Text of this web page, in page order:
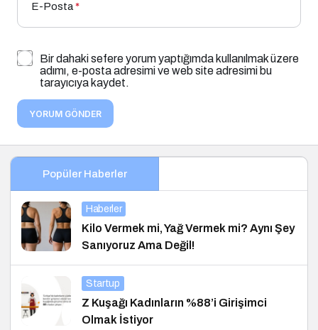
E-Posta*
Bir dahaki sefere yorum yaptığımda kullanılmak üzere
adımı, e-posta adresimi ve web site adresimi bu
tarayıcıya kaydet.
YORUM GÖNDER
Popüler Haberler
Haberler
Kilo Vermek mi, Yağ Vermek mi? Aynı Şey
Sanıyoruz Ama Değil!
Startup
Z Kuşağı Kadınların %88’i Girişimci
Olmak İstiyor